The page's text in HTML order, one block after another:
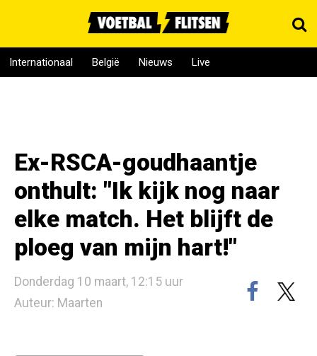
Internationaal België Nieuws Live
Ex-RSCA-goudhaantje
onthult: "Ik kijk nog naar
elke match. Het blijft de
ploeg van mijn hart!"
Donderdag 10 maart, 12:15 uur
Auteur: Maarten